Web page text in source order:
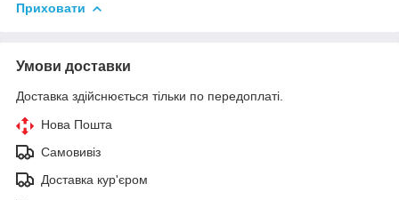
Приховати
Умови доставки
Доставка здійснюється тільки по передоплаті.
Нова Пошта
Самовивіз
Доставка кур'єром